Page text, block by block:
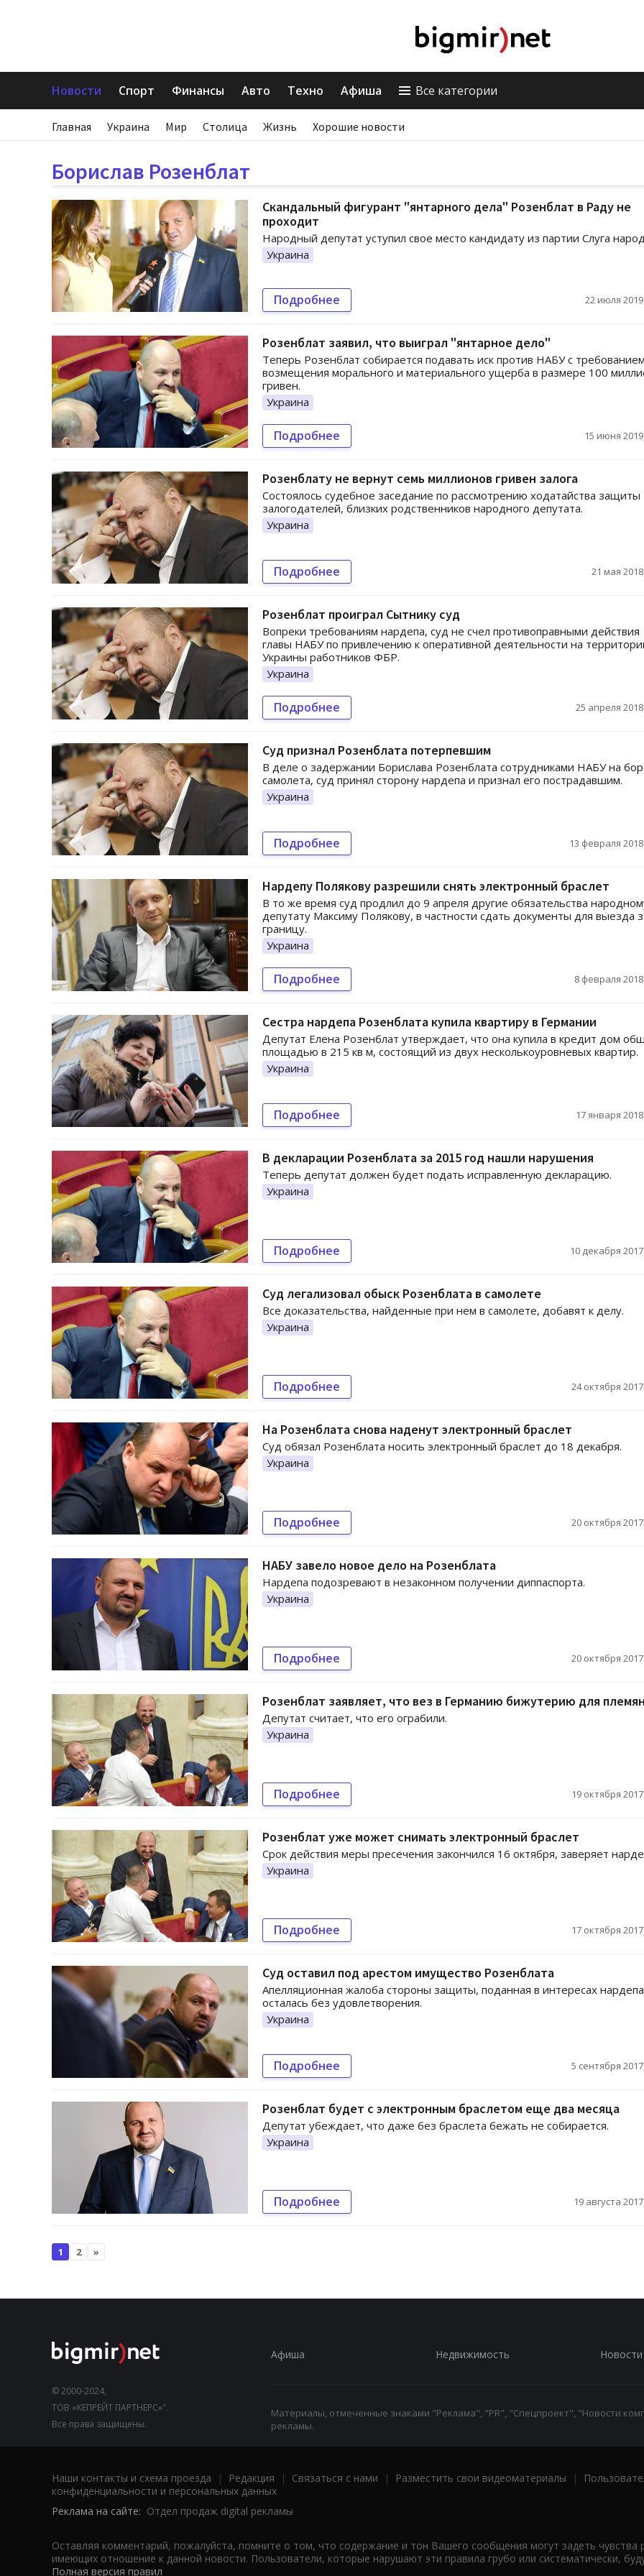
Новости Спорт Финансы Авто Техно Афиша Все категории
Главная Украина Мир Столица Жизнь Хорошие новости
Борислав Розенблат
Скандальный фигурант "янтарного дела" Розенблат в Раду не
проходит
Народный депутат уступил свое место кандидату из партии Слуга
Украина
Подробнее 22 июля
Розенблат заявил, что выиграл "янтарное дело"
Теперь Розенблат собирается подавать иск против НАБУ с требованием
возмещения морального и материального ущерба в размере 100
гривен.
Украина
Подробнее 15 июня
Розенблату не вернут семь миллионов гривен залога
Состоялось судебное заседание по рассмотрению ходатайства защиты
залогодателей, близких родственников народного депутата.
Украина
Подробнее 21 мая
Розенблат проиграл Сытнику суд
Вопреки требованиям нардепа, суд не счел противоправными действия
главы НАБУ по привлечению к оперативной деятельности на
Украины работников ФБР.
Украина
Подробнее 25 апреля
Суд признал Розенблата потерпевшим
В деле о задержании Борислава Розенблата сотрудниками НАБУ на
самолета, суд принял сторону нардепа и признал его пострадавшим.
Украина
Подробнее 13 февраля
Нардепу Полякову разрешили снять электронный браслет
В то же время суд продлил до 9 апреля другие обязательства
депутату Максиму Полякову, в частности сдать документы для выезда
границу.
Украина
Подробнее 8 февраля
Сестра нардепа Розенблата купила квартиру в Германии
Депутат Елена Розенблат утверждает, что она купила в кредит дом
площадью в 215 кв м, состоящий из двух несколькоуровневых квартир.
Украина
Подробнее 17 января
В декларации Розенблата за 2015 год нашли нарушения
Теперь депутат должен будет подать исправленную декларацию.
Украина
Подробнее 10 декабря
Суд легализовал обыск Розенблата в самолете
Все доказательства, найденные при нем в самолете, добавят к делу.
Украина
Подробнее 24 октября
На Розенблата снова наденут электронный браслет
Суд обязал Розенблата носить электронный браслет до 18 декабря.
Украина
Подробнее 20 октября
НАБУ завело новое дело на Розенблата
Нардепа подозревают в незаконном получении диппаспорта.
Украина
Подробнее 20 октября
Розенблат заявляет, что вез в Германию бижутерию для
Депутат считает, что его ограбили.
Украина
Подробнее 19 октября
Розенблат уже может снимать электронный браслет
Срок действия меры пресечения закончился 16 октября, заверяет
Украина
Подробнее 17 октября
Суд оставил под арестом имущество Розенблата
Апелляционная жалоба стороны защиты, поданная в интересах
осталась без удовлетворения.
Украина
Подробнее 5 сентября
Розенблат будет с электронным браслетом еще два месяца
Депутат убеждает, что даже без браслета бежать не собирается.
Украина
Подробнее 19 августа
1 2 »
© 2000-2024,
ТОВ «КЕПРЕЙТ ПАРТНЕРС»".
Все права защищены.
Афиша Недвижимость Новости
Материалы, отмеченные знаками "Реклама", "PR", "Спецпроект", "Новости
рекламы.
Наши контакты и схема проезда | Редакция | Связаться с нами | Разместить свои видеоматериалы |
конфиденциальности и персональных данных
Реклама на сайте: Отдел продаж digital рекламы
Оставляя комментарий, пожалуйста, помните о том, что содержание и тон Вашего сообщения могут задеть чувства
имеющих отношение к данной новости. Пользователи, которые нарушают эти правила грубо или систематически,
Полная версия правил